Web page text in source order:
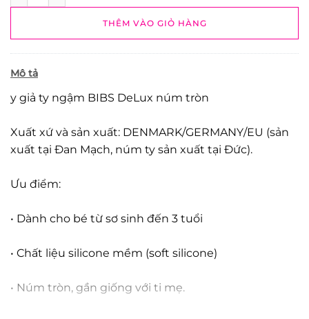
THÊM VÀO GIỎ HÀNG
Mô tả
y giả ty ngậm BIBS DeLux núm tròn
Xuất xứ và sản xuất: DENMARK/GERMANY/EU (sản
xuất tại Đan Mạch, núm ty sản xuất tại Đức).
Ưu điểm:
• Dành cho bé từ sơ sinh đến 3 tuổi
• Chất liệu silicone mềm (soft silicone)
• Núm tròn, gần giống với ti mẹ.